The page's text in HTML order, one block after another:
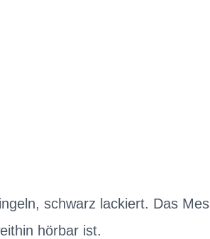
schwarz lackiert. Das
hörbar ist.